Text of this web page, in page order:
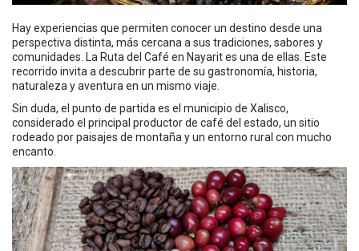
Hay experiencias que permiten conocer un destino desde una
perspectiva distinta, más cercana a sus tradiciones, sabores y
comunidades. La Ruta del Café en Nayarit es una de ellas. Este
recorrido invita a descubrir parte de su gastronomía, historia,
naturaleza y aventura en un mismo viaje.
Sin duda, el punto de partida es el municipio de Xalisco,
considerado el principal productor de café del estado, un sitio
rodeado por paisajes de montaña y un entorno rural con mucho
encanto.